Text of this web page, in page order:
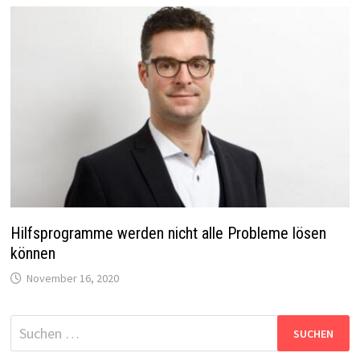
Hilfsprogramme werden nicht alle Probleme lösen
können
November 16, 2020
Suchen
nach: